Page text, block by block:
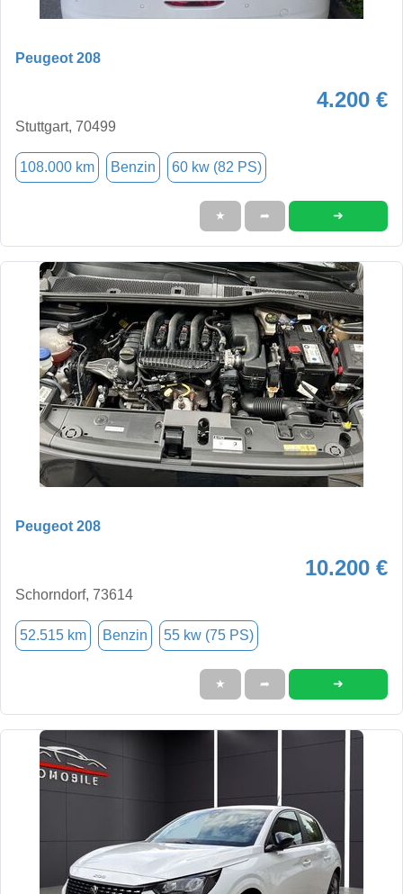
Peugeot 208
4.200 €
Stuttgart, 70499
108.000 km Benzin 60 kw (82 PS)
★ ➦ ➜
Peugeot 208
10.200 €
Schorndorf, 73614
52.515 km Benzin 55 kw (75 PS)
★ ➦ ➜